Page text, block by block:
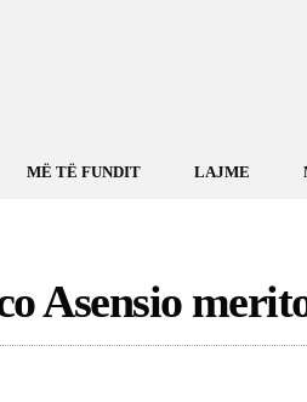
MË TË FUNDIT LAJME
Asensio